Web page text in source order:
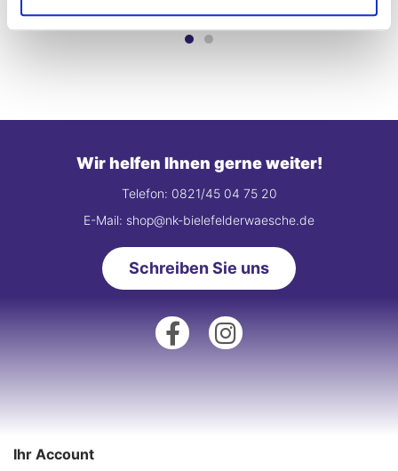
Wir helfen Ihnen gerne weiter!
Telefon: 0821/45 04 75 20
E-Mail: shop@nk-bielefelderwaesche.de
Schreiben Sie uns
Ihr Account